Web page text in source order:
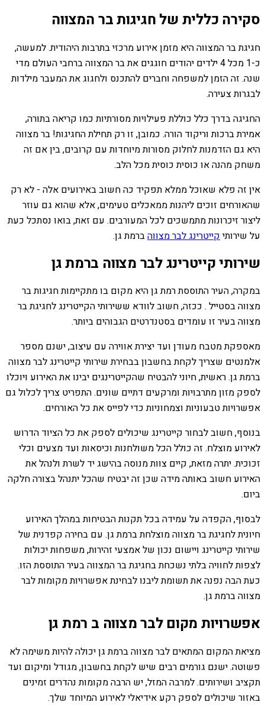
סקירה כללית של חגיגות בר המצווה
חגיגת בר המצווה היא מזמן אירוע מרכזי בתרבות היהודית. למעשה,
כ-1 מכל 4 ילדים יהודים חוגגים את בר המצווה ברחבי העולם מדי
שנה. זה הזמן למשפחה וחברים להתכנס ולחגוג את המעבר מילדות
לבגרות צעירה.
החגיגה בדרך כלל כוללת פעילויות מסורתיות כמו קריאה בתורה,
אמירת ברכות וריקוד הורה. כמובן, זו רק תחילת החגיגות! בר מצווה
היא גם הזדמנות לחלוק מסורות מיוחדות עם קרובים, בין אם זה
משחק מהנה או כוסית כוסית מכל הלב.
אין זה פלא שאוכל ממלא תפקיד כה חשוב באירועים אלה - לא רק
שהאורחים זוכים ליהנות ממאכלים טעימים, אלא שהוא גם עוזר
ליצור זיכרונות מתמשכים לכל המעורבים. עם זאת, בואו נסתכל כעת
על שירותי קייטרינג לבר מצווהברמת גן.
שירותי קייטרינג לבר מצווה ברמת גן
במקרה, העיר התוססת רמת גן היא מקום בו מתקיימות חגיגות בר
מצווה בסטייל . ככזה, חשוב לוודא ששירותי הקייטרינג לחגיגת בר
מצווה בעיר זו עומדים בסטנדרטים הגבוהים ביותר.
מאספקת מטבח מעודן ועד יצירת אווירה עם עיצוב, ישנם מספר
אלמנטים שצריך לקחת בחשבון בבחירת שירותי קייטרינג לבר מצווה
ברמת גן. ראשית, חיוני להבטיח שהקייטרינגים יבינו את האירוע ויוכלו
לספק מזון מתרבויות ומרקעים דתיים שונים. התפריט צריך לכלול גם
אפשרויות טבעוניות וצמחוניות כדי לפייס את כל האורחים.
בנוסף, חשוב לבחור קייטרינג שיכולים לספק את כל הציוד הדרוש
לאירוע מוצלח. זה כולל הכל משולחנות וכיסאות ועד מצעים וכלי
זכוכית. יתרה מזאת, קיים צוות מנוסה בהישג יד לשרת ולנהל את
האירוע חשוב באותה מידה שכן זה יבטיח שהכל יתנהל בצורה חלקה
ביום.
לבסוף, הקפדה על עמידה בכל תקנות הבטיחות במהלך האירוע
חיונית לחגיגת בר מצווה מוצלחת ברמת גן. עם בחירה קפדנית של
שירותי קייטרינג ויישום נכון של אמצעי זהירות, משפחות יכולות
לצפות לחוויה בלתי נשכחת בחגיגת בר המצווה בעיר התוססת הזו.
כעת הבה נפנה את תשומת ליבנו לבחינת אפשרויות מקומות לבר
מצווה ברמת גן.
אפשרויות מקום לבר מצווה ב רמת גן
מציאת המקום המתאים לבר מצווה ברמת גן יכולה להיות משימה לא
פשוטה. ישנם גורמים רבים שיש לקחת בחשבון, מגודל ומיקום ועד
תקציב ושירותים. למרבה המזל, יש הרבה מקומות נהדרים זמינים
באזור שיכולים לספק רקע אידיאלי לאירוע המיוחד שלך.